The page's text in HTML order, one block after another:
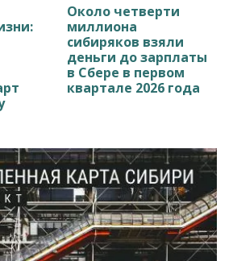
Около четверти
миллиона
сибиряков взяли
деньги до зарплаты
в Сбере в первом
квартале 2026 года